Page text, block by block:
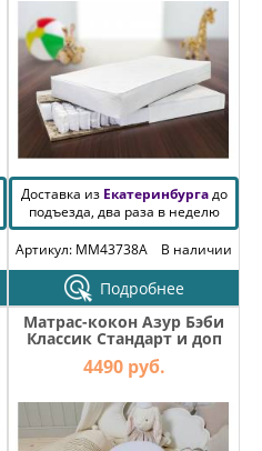
Доставка из Екатеринбургадо
подъезда, два раза в неделю
Артикул: MM43738A
В наличии
Подробнее
Матрас-кокон Азур Бэби
Классик Стандарт и доп
чехол
4490 руб.